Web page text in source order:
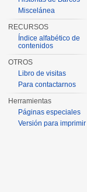
Miscelánea
RECURSOS
Índice alfabético de
contenidos
OTROS
Libro de visitas
Para contactarnos
Herramientas
Páginas especiales
Versión para imprimir